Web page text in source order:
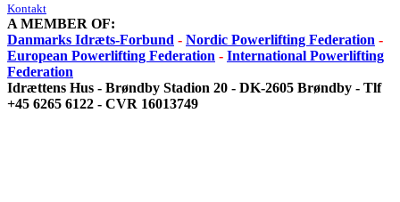
Kontakt
A MEMBER OF:
Danmarks Idræts-Forbund - Nordic Powerlifting Federation -
European Powerlifting Federation - International Powerlifting
Federation
Idrættens Hus - Brøndby Stadion 20 - DK-2605 Brøndby - Tlf
+45 6265 6122 - CVR 16013749